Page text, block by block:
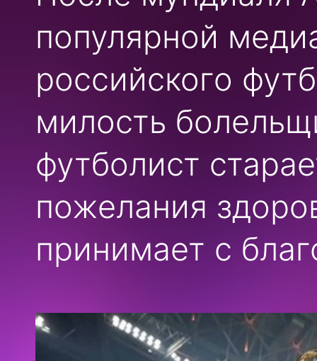
популярной
российского
милость
футболист
пожелания
принимает с